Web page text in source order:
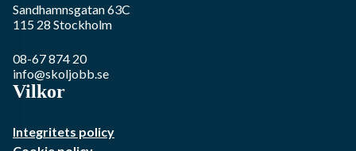
Sandhamnsgatan 63C
115 28 Stockholm
08-67 874 20
info@skoljobb.se
Vilkor
Integritets policy